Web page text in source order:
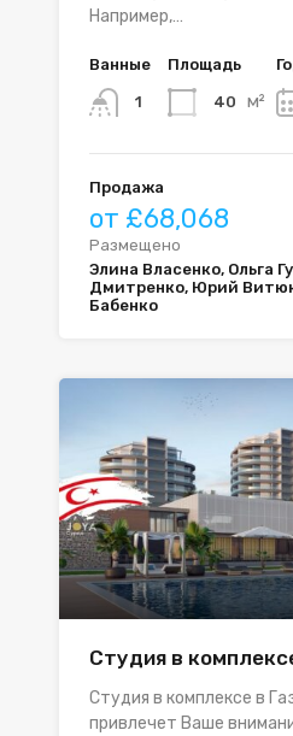
Например,…
Ванные
1
Площадь
40 м²
Продажа
от £68,068
Размещено
Элина Власенко, Ольга
Дмитренко, Юрий
Бабенко
Студия в
Студия в комплексе в
привлечет Ваше